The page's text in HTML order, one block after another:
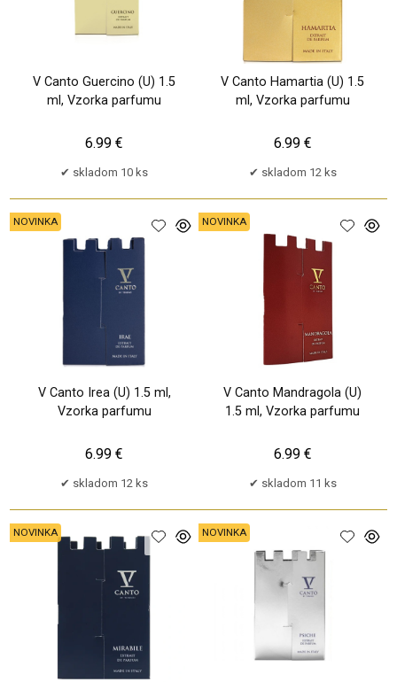
V Canto Guercino (U) 1.5
ml, Vzorka parfumu
skladom 10 ks
6.99 €
V Canto Hamartia (U) 1.5
ml, Vzorka parfumu
skladom 12 ks
6.99 €
V Canto Irea (U) 1.5 ml,
Vzorka parfumu
NOVINKA
skladom 12 ks
6.99 €
V Canto Mandragola (U)
1.5 ml, Vzorka parfumu
NOVINKA
skladom 11 ks
6.99 €
NOVINKA NOVINKA